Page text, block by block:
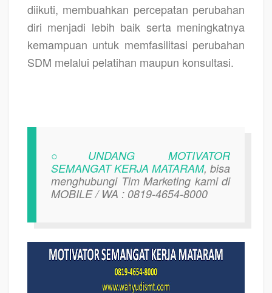
diikuti, membuahkan percepatan perubahan
diri menjadi lebih baik serta meningkatnya
kemampuan untuk memfasilitasi perubahan
SDM melalui pelatihan maupun konsultasi.
○UNDANG MOTIVATOR
SEMANGAT KERJA MATARAM, bisa
menghubungi Tim Marketing kami di
MOBILE / WA : 0819-4654-8000